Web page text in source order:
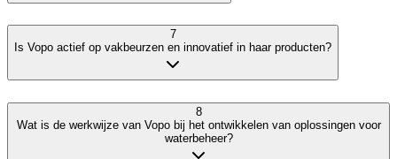
7
Is Vopo actief op vakbeurzen en innovatief in haar producten?
8
Wat is de werkwijze van Vopo bij het ontwikkelen van oplossingen voor
waterbeheer?